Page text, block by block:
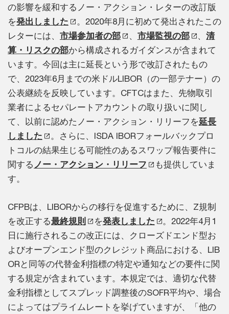
の影響を緩和するノー・アクション・レターの改訂版
を発出しました
。2020年8月に初めて発出されたこの
レターには、 市場参加者の部 、 市場監視の部 、清
算・リスクの部から構成されるガイダンスが含まれて
います。今回は主に延長という形で改訂されたもの
で、2023年6月までの米ドルLIBOR（の一部テナー）の
公表継続を反映しています。CFTCはまた、先物取引
業者によるセパレートアカウントの取り扱いに関し
て、以前に認めたノー・アクション・リリーフを延長
しました
。さらに、ISDA IBORフォールバックプロ
トコルの結果生じる可能性のあるスワップ報告要件に
関する ノー・アクション・リリーフ
も提供していま
す。
CFPBは、LIBORからの移行を促進するために、Z規制
を改正する最終規則 を発表しました
。2022年4月1
日に施行されるこの改正には、クローズドエンド型お
よびオープンエンド型のクレジット商品における、LIB
ORと同等の代替金利指標の特定や通知などの要件に関
する規定が含まれています。本規定では、適切な代替
金利指標としてスプレッド調整後のSOFR平均や、場合
によってはプライムレートを挙げていますが、「他の